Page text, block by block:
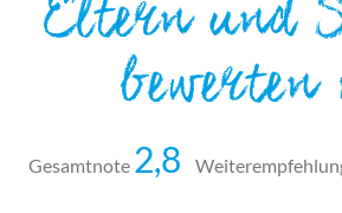
Eltern und
Gesamtnote 2,8